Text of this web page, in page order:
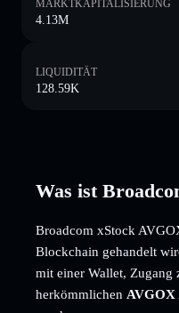
MARKTKAPITALISIERUNG
4.13M
LIQUIDITÄT
128.59K
Was ist
Broadcom xStock
Blockchain gehandelt
mit einer Wallet, Zugang
herkömmlichen AVGOX